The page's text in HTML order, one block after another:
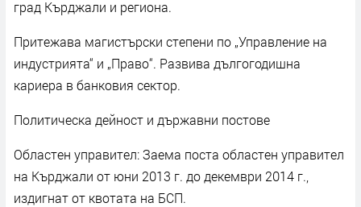
град Кърджали и региона.
Притежава магистърски степени по „Управление на
индустрията“ и „Право“. Развива дългогодишна
кариера в банковия сектор.
Политическа дейност и държавни постове
Областен управител: Заема поста областен управител
на Кърджали от юни 2013 г. до декември 2014 г.,
издигнат от квотата на БСП.